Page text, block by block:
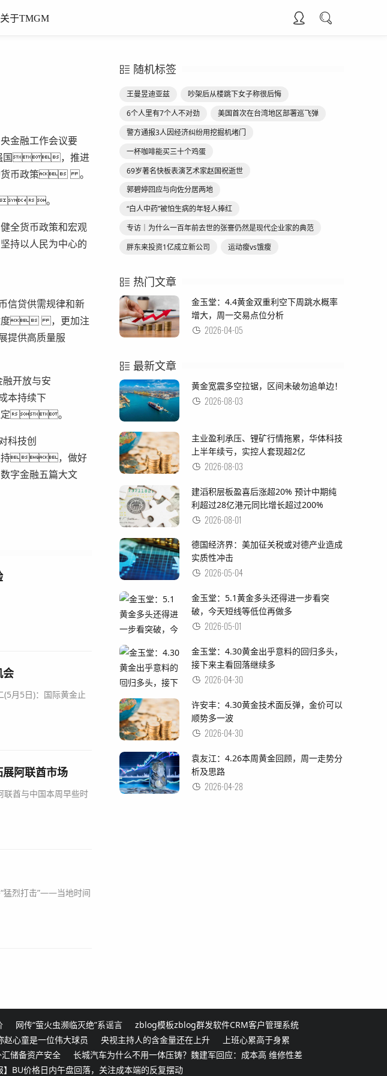
关于TMGM
金融工作会议要
国，推进
货币政策 。
。
货币政策和宏观
以人民为中心的
贷供需规律和新
度 ，更加注
供高质量服
开放与安
持续下
定。
科技创
持，做好
金融五篇大文
会
月5日)：国际黄金止
阿联酋市场
酋与中国本周早些时
烈打击”——当地时间
随机标签
王曼昱迪亚兹
吵架后从楼跳下女子称很后悔
6个人里有7个人不对劲
美国首次在台湾地区部署巡飞弹
警方通报3人因经济纠纷用挖掘机堵门
一杯咖啡能买三十个鸡蛋
69岁著名快板表演艺术家赵国祝逝世
郭碧婷回应与向佐分居两地
“白人中药”被怕生病的年轻人捧红
专访｜为什么一百年前去世的张謇仍然是现代企业家的典范
胖东来投资1亿成立新公司
运动瘦vs饿瘦
热门文章
金玉堂：4.4黄金双重利空下周跳水概率
增大，周一交易点位分析
2026-04-05
最新文章
黄金宽震多空拉锯，区间未破勿追单边！
2026-08-03
主业盈利承压、锂矿行情拖累，华体科技
上半年续亏，实控人套现超2亿
2026-08-03
建滔积层板盈喜后涨超20% 预计中期纯
利超过28亿港元同比增长超过200%
2026-08-01
德国经济界：美加征关税或对德产业造成
实质性冲击
2026-05-04
金玉堂：5.1黄金多头还得进一步看突
破，今天短线等低位再做多
2026-05-01
金玉堂：4.30黄金出乎意料的回归多头，
接下来主看回落继续多
2026-04-30
许安丰：4.30黄金技术面反弹，金价可以
顺势多一波
2026-04-30
袁友江：4.26本周黄金回顾，周一走势分
析及思路
2026-04-28
zblog模板zblog群发软件CRM客户管理系统
网传“萤火虫濒临灭绝”系谣言
赵心童是一位伟大球员 央视主持人的含金量还在上升
上班心累高于身累
储备资产安全
长城汽车为什么不用一体压铸？魏建军回应：成本高 维修性差
】BU价格日内午盘回落，关注成本端的反复摆动